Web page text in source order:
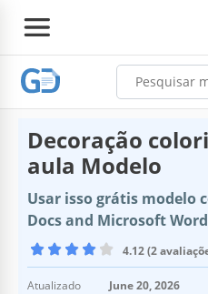
Decoração
aula Modelo
Usar isso grátis modelo
Docs and Microsoft Word
4.12 (2
Atualizado
June 20, 2026